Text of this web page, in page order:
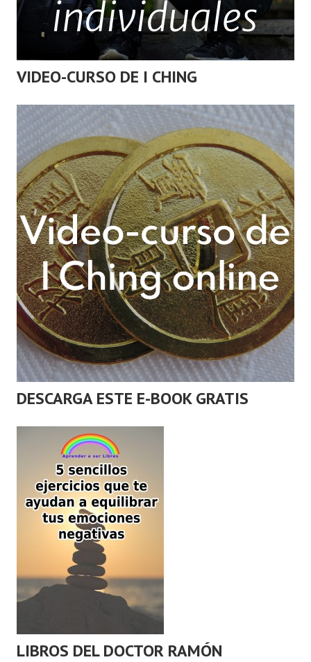
VIDEO-CURSO DE I CHING
DESCARGA ESTE E-BOOK GRATIS
LIBROS DEL DOCTOR RAMÓN